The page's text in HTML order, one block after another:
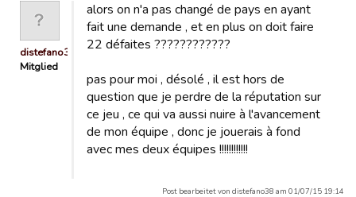
distefano38
Mitglied
alors on n'a pas changé de pays en ayant
fait une demande , et en plus on doit faire
22 défaites ????????????
pas pour moi , désolé , il est hors de
question que je perdre de la réputation sur
ce jeu , ce qui va aussi nuire à l'avancement
de mon équipe , donc je jouerais à fond
avec mes deux équipes !!!!!!!!!!!!
Post bearbeitet von distefano38 am 01/07/15 19:14